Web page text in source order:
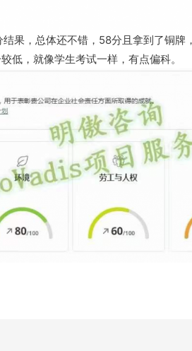
果，总体还不错，58分且拿到了铜
低，就像学生考试一样，有点偏科。